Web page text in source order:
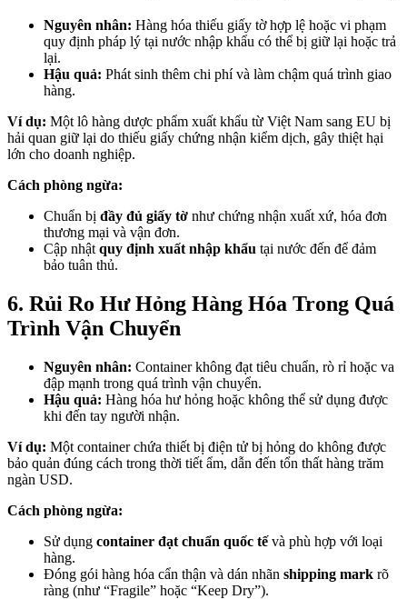
Nguyên nhân: Hàng hóa thiếu giấy tờ hợp lệ hoặc vi phạm
quy định pháp lý tại nước nhập khẩu có thể bị giữ lại hoặc trả
lại.
Hậu quả: Phát sinh thêm chi phí và làm chậm quá trình giao
hàng.
Ví dụ: Một lô hàng dược phẩm xuất khẩu từ Việt Nam sang EU bị
hải quan giữ lại do thiếu giấy chứng nhận kiểm dịch, gây thiệt hại
lớn cho doanh nghiệp.
Cách phòng ngừa:
Chuẩn bị đầy đủ giấy tờ như chứng nhận xuất xứ, hóa đơn
thương mại và vận đơn.
Cập nhật quy định xuất nhập khẩu tại nước đến để đảm
bảo tuân thủ.
6. Rủi Ro Hư Hỏng Hàng Hóa Trong Quá
Trình Vận Chuyển
Nguyên nhân: Container không đạt tiêu chuẩn, rò rỉ hoặc va
đập mạnh trong quá trình vận chuyển.
Hậu quả: Hàng hóa hư hỏng hoặc không thể sử dụng được
khi đến tay người nhận.
Ví dụ: Một container chứa thiết bị điện tử bị hỏng do không được
bảo quản đúng cách trong thời tiết ẩm, dẫn đến tổn thất hàng trăm
ngàn USD.
Cách phòng ngừa:
Sử dụng container đạt chuẩn quốc tếvà phù hợp với loại
hàng.
Đóng gói hàng hóa cẩn thận và dán nhãn shipping mark rõ
ràng (như “Fragile” hoặc “Keep Dry”).